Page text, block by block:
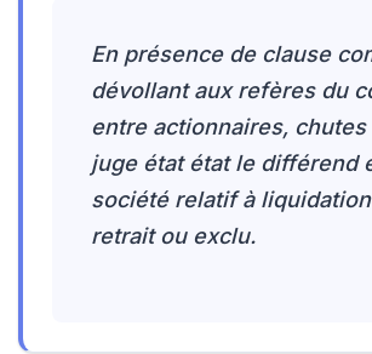
En présence de clause
dévollant aux refères du
entre actionnaires,
juge état état le différend
société relatif à
retrait ou exclu.